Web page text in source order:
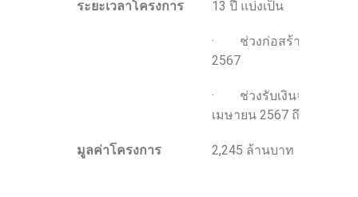
ระยะเวลาโครงการ 13 ปี แบ่งเป็น
· ช่วงก่อสร้างประมาณ
2567
· ช่วงรับเงินจากค่าเช่า
เมษายน 2567 ถึงเดือนมีน
มูลค่าโครงการ 2,245 ล้านบาท